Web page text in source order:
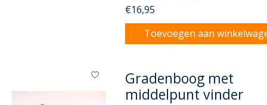
€16,95
Toevoegen aan
Gradenboog met
middelpunt vinder